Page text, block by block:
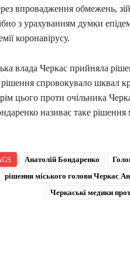
впровадження обмежень,
з урахуванням думки
коронавірусу.
влада Черкас прийняла
спровокувало шквал
цього проти очільника
називає таке рішення
Анатолій Бондаренко
рішення міського голови Черкас
Черкаські медики